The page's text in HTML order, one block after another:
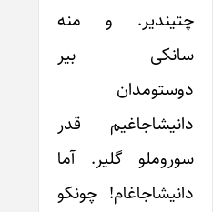
چتیندیر. و منه
سانکی بیر
دوستومدان
دانیشاجاغیم قدر
سوروملو گلیر. آما
دانیشاجاغام! چونکو